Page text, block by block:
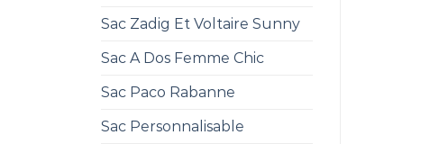
Sac Zadig Et Voltaire Sunny
Sac A Dos Femme Chic
Sac Paco Rabanne
Sac Personnalisable